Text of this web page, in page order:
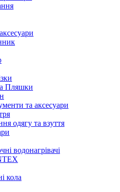
Пляшки
та аксесуари
одягу та взуття
водонагрівачі
кола